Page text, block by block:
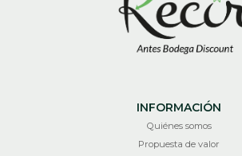
INFORMACIÓN
Quiénes somos
Propuesta de valor